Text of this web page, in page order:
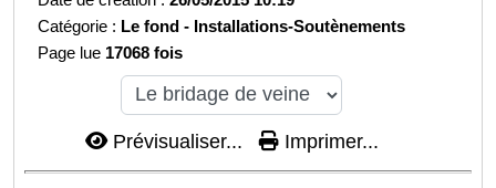
Catégorie : Le fond - Installations-Soutènements
Page lue 17068 fois
Prévisualiser... Imprimer...